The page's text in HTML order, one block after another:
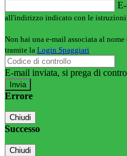
all'indirizzo indicato con le istruzioni
Non hai una e-mail associata al
tramite la Login Spaggiari
E-mail inviata, si prega di
Errore
Chiudi
Successo
Chiudi